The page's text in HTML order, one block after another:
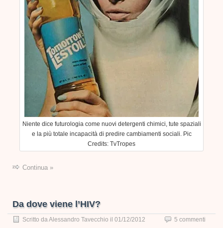
Niente dice futurologia come nuovi detergenti chimici, tute spaziali
e la più totale incapacità di predire cambiamenti sociali. Pic
Credits: TvTropes
Continua »
Da dove viene l’HIV?
Scritto da Alessandro Tavecchio il 01/12/2012 5 commenti